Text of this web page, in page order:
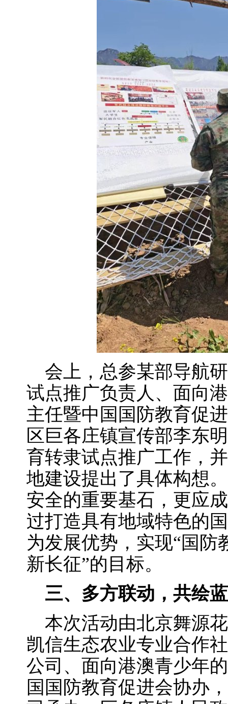
会上，总参某部导航
试点推广负责人、面向
主任暨中国国防教育促
区巨各庄镇宣传部李东
育转隶试点推广工作，
地建设提出了具体构想
安全的重要基石，更应
过打造具有地域特色的
为发展优势，实现“国
新长征”的目标。
三、多方联动，共绘
本次活动由北京舞源
凯信生态农业专业合作
公司、面向港澳青少年
国国防教育促进会协办